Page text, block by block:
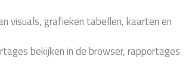
visuals, grafieken tabellen, kaarten en
bekijken in de browser, rapportages